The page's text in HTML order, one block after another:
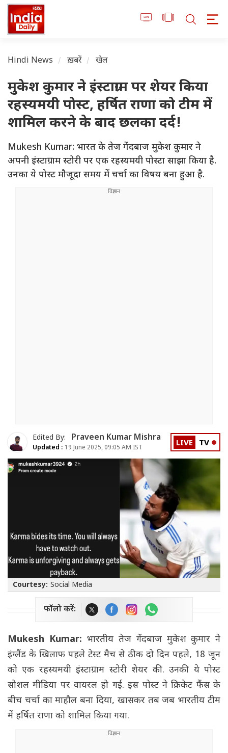
Hindi News ख़बरें खेल
मुकेश कुमार ने इंस्टाग्राम पर शेयर किया
रहस्यमयी पोस्ट, हर्षित राणा को टीम में
शामिल करने के बाद छलका दर्द!
Mukesh Kumar: भारत के तेज गेंदबाज मुकेश कुमार ने
अपनी इंस्टाग्राम स्टोरी पर एक रहस्यमयी पोस्टा साझा किया है.
उनका ये पोस्ट मौजूदा समय में चर्चा का विषय बना हुआ है.
Edited By: Praveen Kumar Mishra
Updated : 19 June 2025, 09:05 AM IST LIVE TV
Courtesy: Social Media
फॉलो करें:
Mukesh Kumar: भारतीय तेज गेंदबाज मुकेश कुमार ने
इंग्लैंड के खिलाफ पहले टेस्ट मैच से ठीक दो दिन पहले, 18 जून
को एक रहस्यमयी इंस्टाग्राम स्टोरी शेयर की. उनकी ये पोस्ट
सोशल मीडिया पर वायरल हो गई. इस पोस्ट ने क्रिकेट फैंस के
बीच चर्चा का माहौल बना दिया, खासकर तब जब भारतीय टीम
में हर्षित राणा को शामिल किया गया.